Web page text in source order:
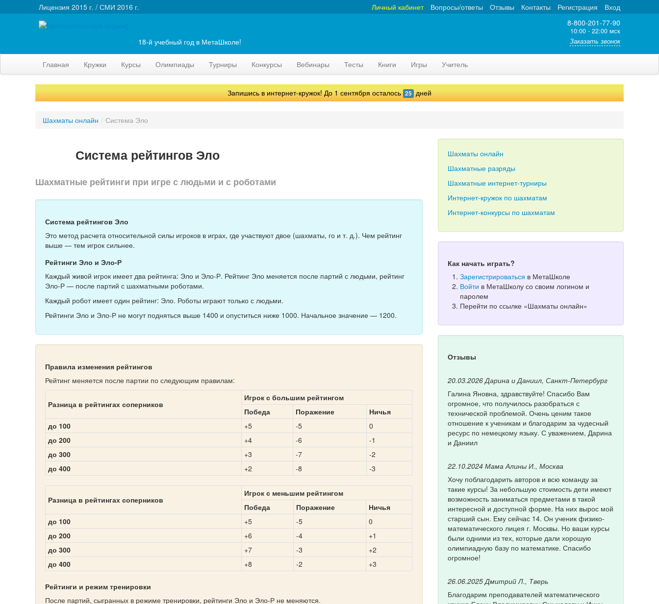
Лицензия 2015 г. / СМИ 2016 г. Вход
Регистрация
Контакты
Отзывы
Вопросы/ответы
Личный кабинет
8-800-201-77-90
10:00 - 22:00 мск
Заказать звонок
18-й учебный год в МетаШколе!
Главная Кружки Курсы Олимпиады Турниры Конкурсы Вебинары Тесты Книги Игры Учитель
Запишись в интернет-кружок! До 1 сентября осталось 25 дней
Шахматы онлайн / Система Эло
Система рейтингов Эло
Шахматные рейтинги при игре с людьми и с роботами
Система рейтингов Эло
Это метод расчета относительной силы игроков в играх, где участвуют двое (шахматы, го и т. д.). Чем рейтинг
выше — тем игрок сильнее.
Рейтинги Эло и Эло-Р
Каждый живой игрок имеет два рейтинга: Эло и Эло-Р. Рейтинг Эло меняется после партий с людьми, рейтинг
Эло-Р — после партий с шахматными роботами.
Каждый робот имеет один рейтинг: Эло. Роботы играют только с людьми.
Рейтинги Эло и Эло-Р не могут подняться выше 1400 и опуститься ниже 1000. Начальное значение — 1200.
Правила изменения рейтингов
Рейтинг меняется после партии по следующим правилам:
Разница в рейтингах соперников
Игрок с большим рейтингом
Победа
Поражение
Ничья
до 100
+5 -5
0
до 200
+4 -6
-1
до 300
+3 -7
-2
до 400
+2 -8 -3
Разница в рейтингах соперников
Игрок с меньшим рейтингом
Победа
Поражение
Ничья
до 100
+5 -5
0
до 200
+6 -4
+1
до 300
+7 -3
+2
до 400
+8 -2 +3
Рейтинги и режим тренировки
После партий, сыгранных в режиме тренировки, рейтинги Эло и Эло-Р не меняются.
Шахматы онлайн
Шахматные разряды
Шахматные интернет-турниры
Интернет-кружок по шахматам
Интернет-конкурсы по шахматам
Как начать играть?
Зарегистрироваться в МетаШколе
Войти в МетаШколу со своим логином и
паролем
Перейти по ссылке «Шахматы онлайн»
Отзывы
20.03.2026Дарина и Даниил, Санкт-Петербург
Галина Яновна, здравствуйте! Спасибо Вам
огромное, что получилось разобраться с
технической проблемой. Очень ценим такое
отношение к ученикам и благодарим за чудесный
ресурс по немецкому языку. С уважением, Дарина
и Даниил
22.10.2024Мама Алины И., Москва
Хочу поблагодарить авторов и всю команду за
такие курсы! За небольшую стоимость дети имеют
возможность заниматься предметами в такой
интересной и доступной форме. На них вырос мой
старший сын. Ему сейчас 14. Он ученик физико-
математического лицея г. Москвы. Но ваши курсы
были одними из тех, которые дали хорошую
олимпиадную базу по математике. Спасибо
огромное!
26.06.2025Дмитрий Л., Тверь
Благодарим преподавателей математического